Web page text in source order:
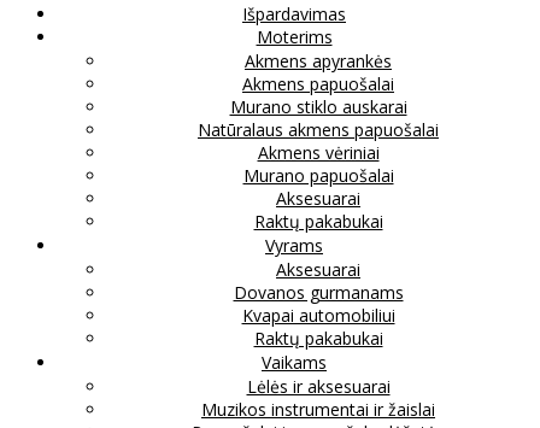
Išpardavimas
Moterims
Akmens apyrankės
Akmens papuošalai
Murano stiklo auskarai
Natūralaus akmens papuošalai
Akmens vėriniai
Murano papuošalai
Aksesuarai
Raktų pakabukai
Vyrams
Aksesuarai
Dovanos gurmanams
Kvapai automobiliui
Raktų pakabukai
Vaikams
Lėlės ir aksesuarai
Muzikos instrumentai ir žaislai